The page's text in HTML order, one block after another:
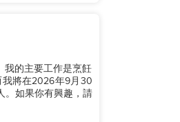
我的主要工作是烹飪
我將在2026年9月30
。如果你有興趣，請